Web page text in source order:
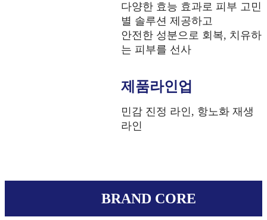
다양한 효능 효과로 피부 고민
별 솔루션 제공하고
안전한 성분으로 회복, 치유하
는 피부를 선사
제품라인업
민감 진정 라인, 항노화 재생
라인
BRAND CORE